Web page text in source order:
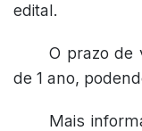
edital.
O prazo de
de 1 ano,
Mais